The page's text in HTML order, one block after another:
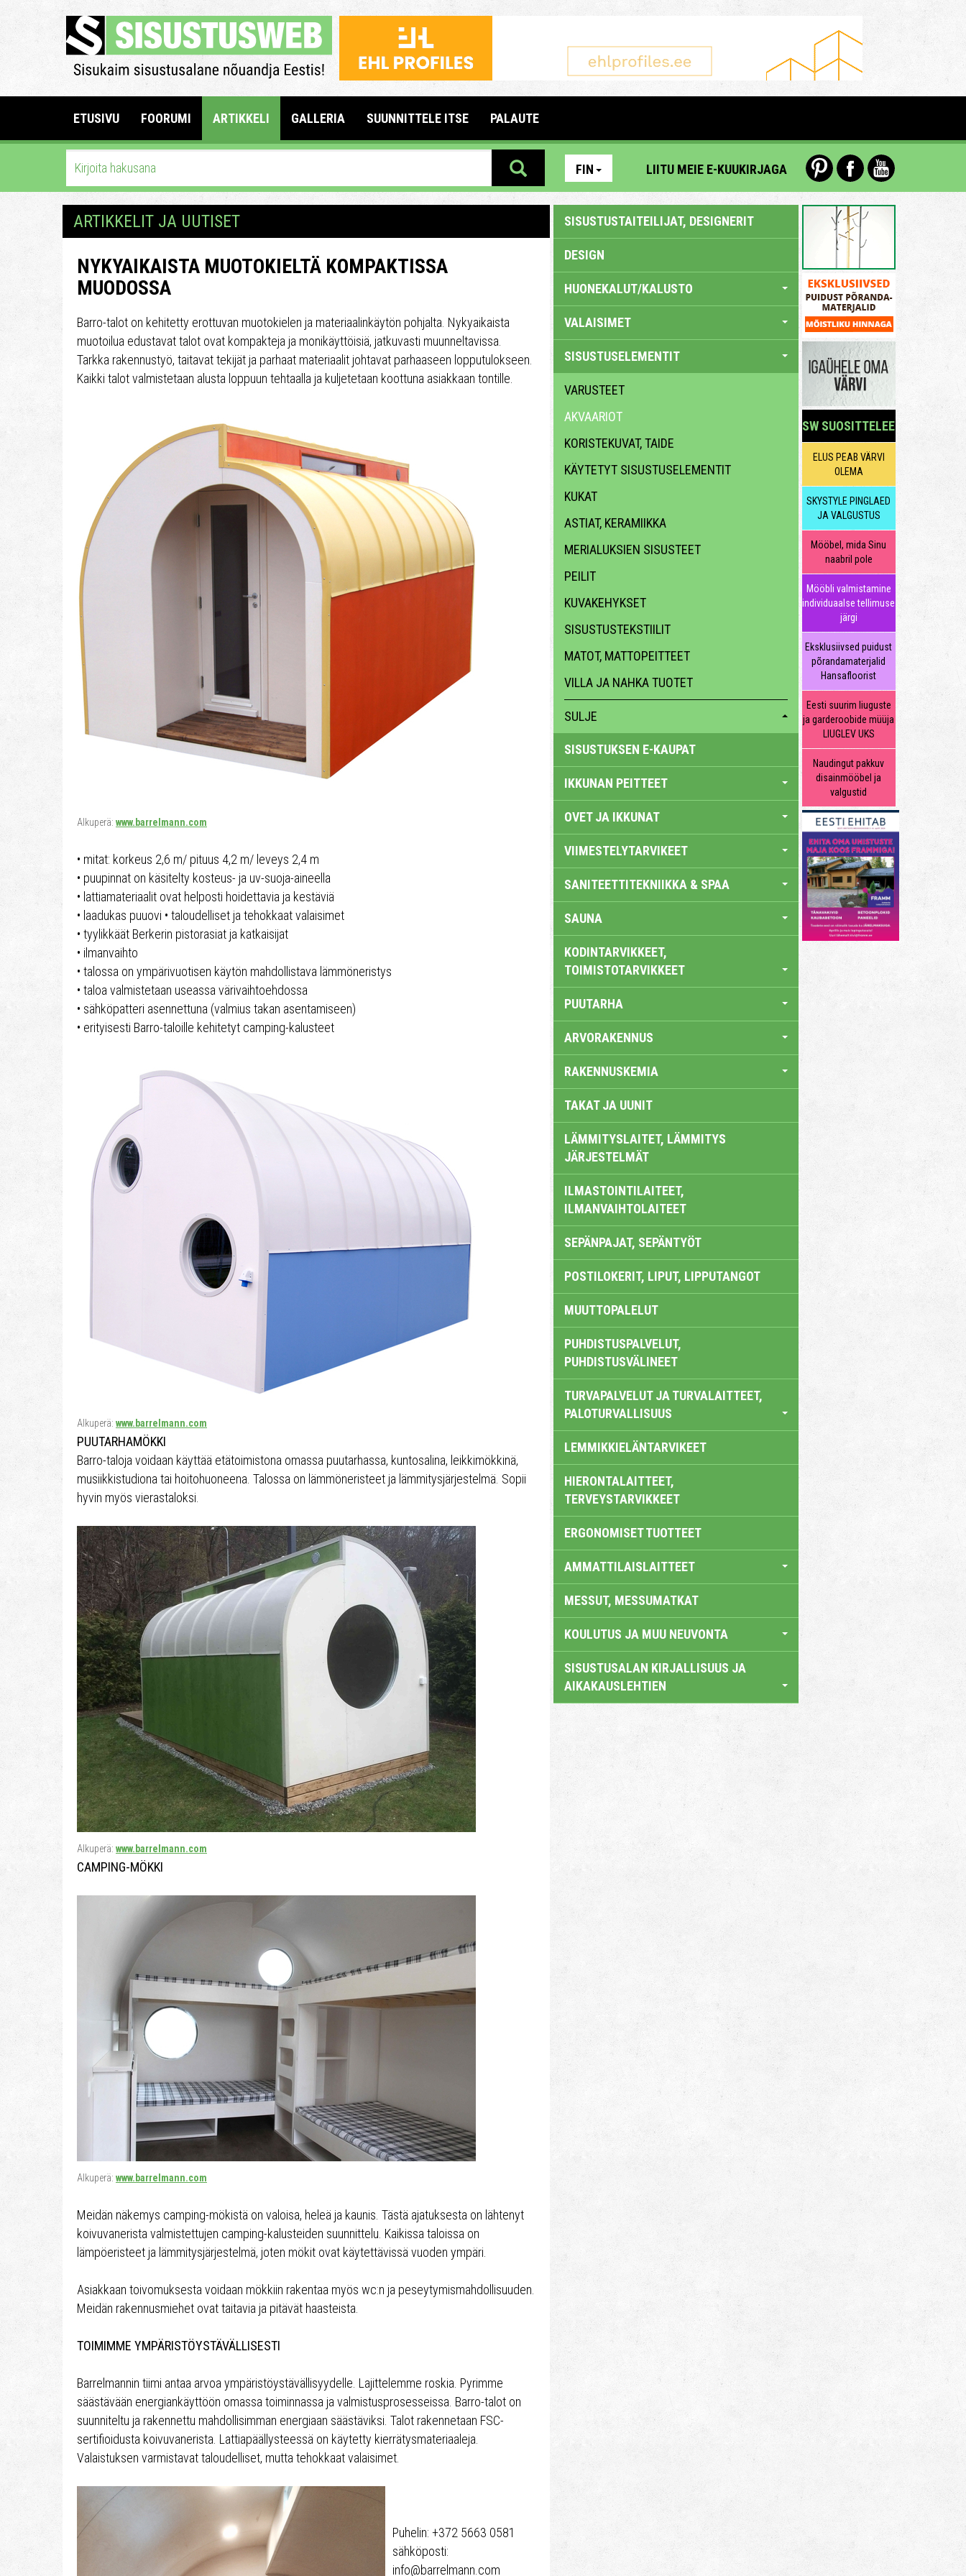
ETUSIVU FOORUMI ARTIKKELI GALLERIA SUUNNITTELE ITSE PALAUTE
FIN LIITU MEIE E-KUUKIRJAGA
ARTIKKELIT JA UUTISET
NYKYAIKAISTA MUOTOKIELTÄ KOMPAKTISSA
MUODOSSA
Barro-talot on kehitetty erottuvan muotokielen ja materiaalinkäytön pohjalta. Nykyaikaista
muotoilua edustavat talot ovat kompakteja ja monikäyttöisiä, jatkuvasti muunneltavissa.
Tarkka rakennustyö, taitavat tekijät ja parhaat materiaalit johtavat parhaaseen lopputulokseen.
Kaikki talot valmistetaan alusta loppuun tehtaalla ja kuljetetaan koottuna asiakkaan tontille.
Alkuperä: www.barrelmann.com
• mitat: korkeus 2,6 m/ pituus 4,2 m/ leveys 2,4 m
• puupinnat on käsitelty kosteus- ja uv-suoja-aineella
• lattiamateriaalit ovat helposti hoidettavia ja kestäviä
• laadukas puuovi • taloudelliset ja tehokkaat valaisimet
• tyylikkäät Berkerin pistorasiat ja katkaisijat
• ilmanvaihto
• talossa on ympärivuotisen käytön mahdollistava lämmöneristys
• taloa valmistetaan useassa värivaihtoehdossa
• sähköpatteri asennettuna (valmius takan asentamiseen)
• erityisesti Barro-taloille kehitetyt camping-kalusteet
Alkuperä: www.barrelmann.com
PUUTARHAMÖKKI
Barro-taloja voidaan käyttää etätoimistona omassa puutarhassa, kuntosalina, leikkimökkinä,
musiikkistudiona tai hoitohuoneena. Talossa on lämmöneristeet ja lämmitysjärjestelmä. Sopii
hyvin myös vierastaloksi.
Alkuperä: www.barrelmann.com
CAMPING-MÖKKI
Alkuperä: www.barrelmann.com
Meidän näkemys camping-mökistä on valoisa, heleä ja kaunis. Tästä ajatuksesta on lähtenyt
koivuvanerista valmistettujen camping-kalusteiden suunnittelu. Kaikissa taloissa on
lämpöeristeet ja lämmitysjärjestelmä, joten mökit ovat käytettävissä vuoden ympäri.
Asiakkaan toivomuksesta voidaan mökkiin rakentaa myös wc:n ja peseytymismahdollisuuden.
Meidän rakennusmiehet ovat taitavia ja pitävät haasteista.
TOIMIMME YMPÄRISTÖYSTÄVÄLLISESTI
Barrelmannin tiimi antaa arvoa ympäristöystävällisyydelle. Lajittelemme roskia. Pyrimme
säästävään energiankäyttöön omassa toiminnassa ja valmistusprosesseissa. Barro-talot on
suunniteltu ja rakennettu mahdollisimman energiaan säästäviksi. Talot rakennetaan FSC-
sertifioidusta koivuvanerista. Lattiapäällysteessä on käytetty kierrätysmateriaaleja.
Valaistuksen varmistavat taloudelliset, mutta tehokkaat valaisimet.
Puhelin: +372 5663 0581
sähköposti:
info@barrelmann.com
SISUSTUSTAITEILIJAT, DESIGNERIT
DESIGN
HUONEKALUT/KALUSTO
VALAISIMET
SISUSTUSELEMENTIT
VARUSTEET
AKVAARIOT
KORISTEKUVAT, TAIDE
KÄYTETYT SISUSTUSELEMENTIT
KUKAT
ASTIAT, KERAMIIKKA
MERIALUKSIEN SISUSTEET
PEILIT
KUVAKEHYKSET
SISUSTUSTEKSTIILIT
MATOT, MATTOPEITTEET
VILLA JA NAHKA TUOTET
SULJE
SISUSTUKSEN E-KAUPAT
IKKUNAN PEITTEET
OVET JA IKKUNAT
VIIMESTELYTARVIKEET
SANITEETTITEKNIIKKA & SPAA
SAUNA
KODINTARVIKKEET,
TOIMISTOTARVIKKEET
PUUTARHA
ARVORAKENNUS
RAKENNUSKEMIA
TAKAT JA UUNIT
LÄMMITYSLAITET, LÄMMITYS
JÄRJESTELMÄT
ILMASTOINTILAITEET,
ILMANVAIHTOLAITEET
SEPÄNPAJAT, SEPÄNTYÖT
POSTILOKERIT, LIPUT, LIPPUTANGOT
MUUTTOPALELUT
PUHDISTUSPALVELUT,
PUHDISTUSVÄLINEET
TURVAPALVELUT JA TURVALAITTEET,
PALOTURVALLISUUS
LEMMIKKIELÄNTARVIKEET
HIERONTALAITTEET,
TERVEYSTARVIKKEET
ERGONOMISET TUOTTEET
AMMATTILAISLAITTEET
MESSUT, MESSUMATKAT
KOULUTUS JA MUU NEUVONTA
SISUSTUSALAN KIRJALLISUUS JA
AIKAKAUSLEHTIEN
SW SUOSITTELEE
ELUS PEAB VÄRVI
OLEMA
SKYSTYLE PINGLAED
JA VALGUSTUS
Mööbel, mida Sinu
naabril pole
Mööbli valmistamine
individuaalse tellimuse
järgi
Eksklusiivsed puidust
põrandamaterjalid
Hansafloorist
Eesti suurim liuguste
ja garderoobide müüja
LIUGLEV UKS
Naudingut pakkuv
disainmööbel ja
valgustid